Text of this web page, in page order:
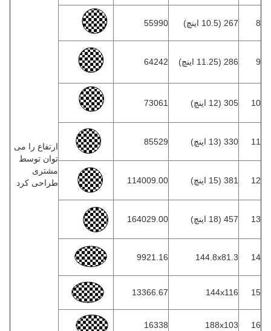
ارتفاع را می
توان توسط
مشتری
طراحی کرد
267 (10.5 اینچ) 55990
286 (11.25 اینچ) 64242
10 305 (12 اینچ) 73061
11 330 (13 اینچ) 85529
12 381 (15 اینچ) 114009.00
13 457 (18 اینچ) 164029.00
14
144.8x81.3
9921.16
15
144x116
13366.67
16
188x103
16338